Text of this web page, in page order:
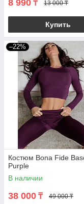
8 990 ₸ 13 000 ₸
Купить
–22%
Костюм Bona Fide
Purple
В наличии
38 000 ₸ 49 000 ₸